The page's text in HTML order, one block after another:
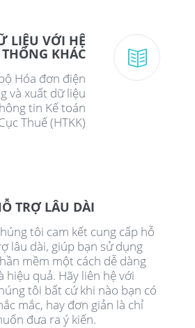
LIỆU VỚI HỆ
THỐNG KHÁC
Hóa đơn điện
và xuất dữ liệu
tin Kế toán
Thuế (HTKK)
TRỢ LÂU DÀI
tôi cam kết cung cấp hỗ
lâu dài, giúp bạn sử dụng
mềm một cách dễ dàng
hiệu quả. Hãy liên hệ với
tôi bất cứ khi nào bạn có
mắc, hay đơn giản là chỉ
đưa ra ý kiến.